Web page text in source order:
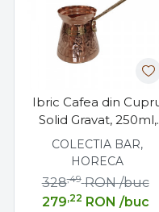
Ibric Cafea din
Solid Gravat, 250ml,
Maner Bronz, Elit N4
COLECTIA BAR,
HORECA
279,22 RON /buc
328,49 RON /buc